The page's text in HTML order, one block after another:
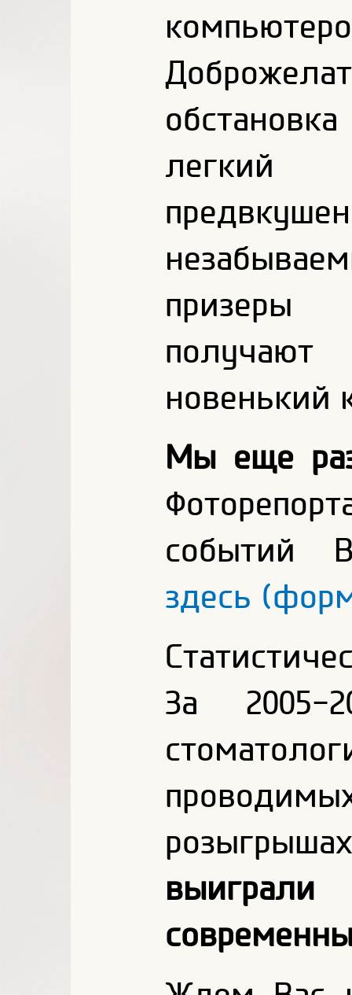
легкий
новенький
Мы еще
событий
здесь
За 2005-